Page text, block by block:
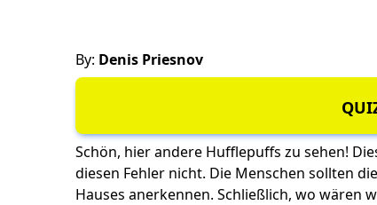
By: Denis Priesnov
Schön, hier andere Hufflepuffs zu sehen!
diesen Fehler nicht. Die Menschen sollten
Hauses anerkennen. Schließlich, wo wären